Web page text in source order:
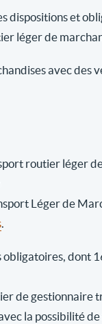
dispositions et
léger de
avec des
routier léger
Léger de
dont
de gestionnaire
la possibilité